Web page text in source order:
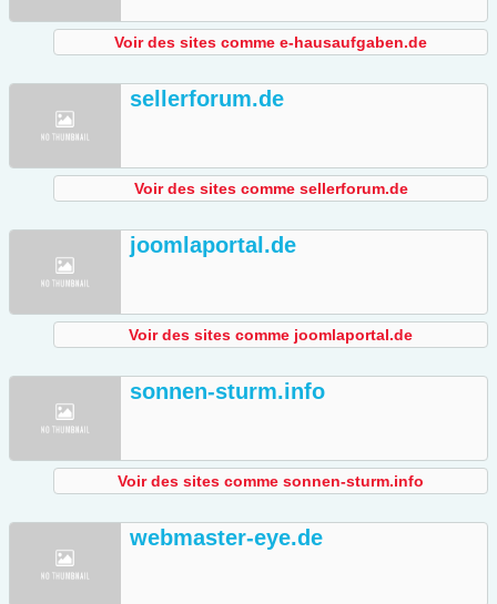
Voir des sites comme e-hausaufgaben.de
sellerforum.de
Voir des sites comme sellerforum.de
joomlaportal.de
Voir des sites comme joomlaportal.de
sonnen-sturm.info
Voir des sites comme sonnen-sturm.info
webmaster-eye.de